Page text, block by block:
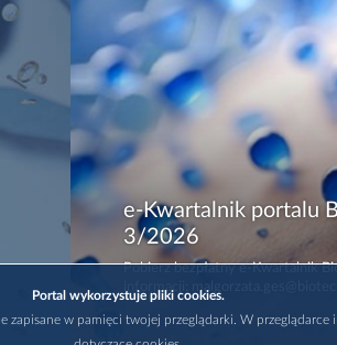
e-Kwartalnik portalu
3/2026
Pobierz bezpłatny e-Kwartalnik
informacji:
Portal wykorzystuje pliki cookies.
zapisane w pamięci twojej przeglądarki. W